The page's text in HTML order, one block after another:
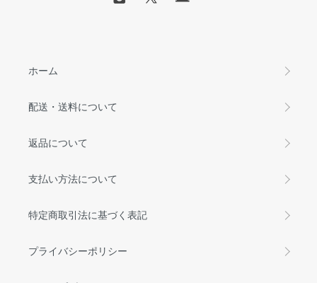
ホーム
配送・送料について
返品について
支払い方法について
特定商取引法に基づく表記
プライバシーポリシー